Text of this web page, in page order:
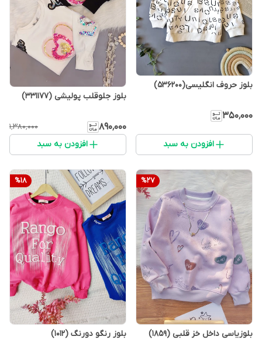
بلوز حروف انگلیسی(536200)
۳۵۰٬۰۰۰
افزودن به سبد
بلوز جلوقلب پولیشی (331177)
۸۹۰٬۰۰۰ ۱٬۳۸۰٬۰۰۰
افزودن به سبد
%27
بلوزیاسی داخل خز قلبی (1859)
%18
بلوز رنگو دورنگ (1012)